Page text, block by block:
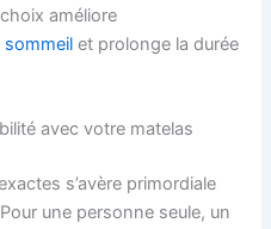
améliore
sommeil et prolonge la durée
avec votre matelas
s’avère primordiale
une personne seule, un